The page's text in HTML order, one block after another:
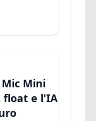
Mic Mini
float e l'IA